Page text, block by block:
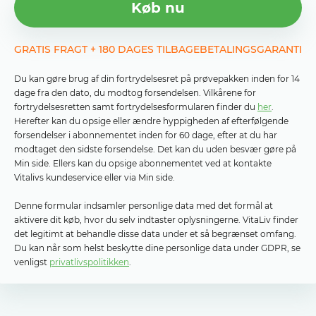
Køb nu
GRATIS FRAGT + 180 DAGES TILBAGEBETALINGSGARANTI
Du kan gøre brug af din fortrydelsesret på prøvepakken inden for 14
dage fra den dato, du modtog forsendelsen. Vilkårene for
fortrydelsesretten samt fortrydelsesformularen finder du her
Herefter kan du opsige eller ændre hyppigheden af ​​efterfølgende
forsendelser i abonnementet inden for 60 dage, efter at du har
modtaget den sidste forsendelse. Det kan du uden besvær gøre på
Min side. Ellers kan du opsige abonnementet ved at kontakte
Vitalivs kundeservice eller via Min side.
Denne formular indsamler personlige data med det formål at
aktivere dit køb, hvor du selv indtaster oplysningerne. VitaLiv finder
det legitimt at behandle disse data under et så begrænset omfang.
Du kan når som helst beskytte dine personlige data under GDPR, se
venligst privatlivspolitikken